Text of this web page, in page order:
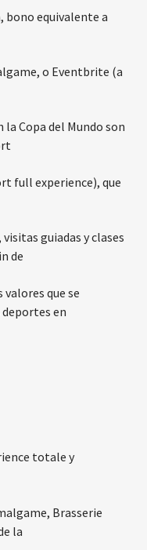
bono equivalente a
o Eventbrite (a
Copa del Mundo son
full experience), que
guiadas y clases
de
que se
en
totale y
Brasserie
la